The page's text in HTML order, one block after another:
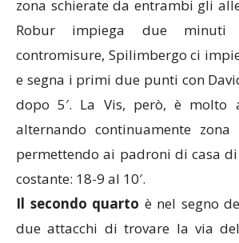
zona schierate da entrambi gli
Robur impiega due
contromisure, Spilimbergo ci
e segna i primi due punti con
dopo 5′. La Vis, però, è molto
alternando continuamente
permettendo ai padroni di casa
costante: 18-9 al 10′.
Il secondo quarto è nel segno
due attacchi di trovare la via